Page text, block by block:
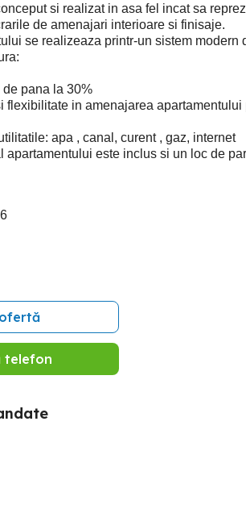
si realizat in asa fel incat sa
de amenajari interioare si finisaje.
se realizeaza printr-un sistem modern
pana la 30%
flexibilitate in amenajarea apartamentului
apa , canal, curent , gaz, internet
apartamentului este inclus si un loc de
telefon